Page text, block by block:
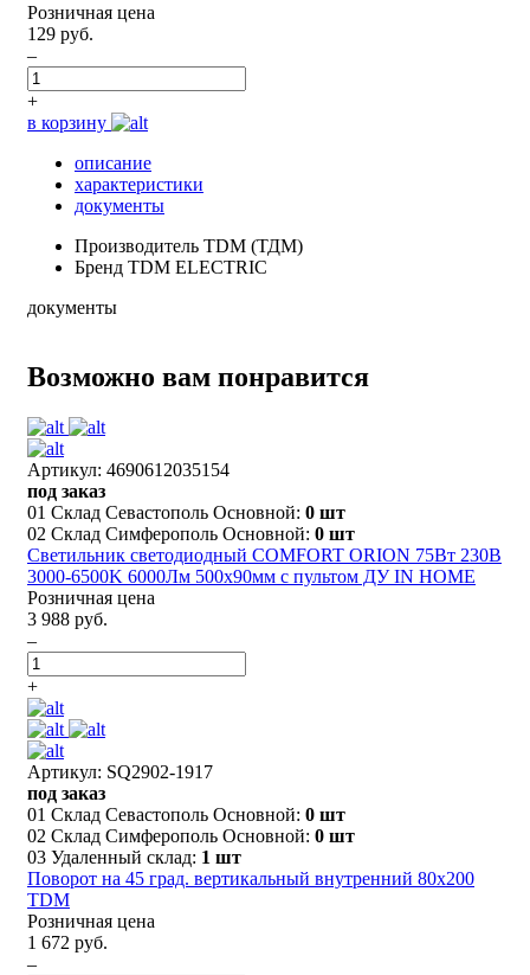
Розничная цена
129 руб.
–
+
в корзину
описание
характеристики
документы
Производитель TDM (ТДМ)
Бренд TDM ELECTRIC
документы
Возможно вам понравится
Артикул: 4690612035154
под заказ
01 Склад Севастополь Основной: 0 шт
02 Склад Симферополь Основной: 0 шт
Светильник светодиодный COMFORT ORION 75Вт 230В
3000-6500K 6000Лм 500x90мм с пультом ДУ IN HOME
Розничная цена
3 988 руб.
–
+
Артикул: SQ2902-1917
под заказ
01 Склад Севастополь Основной: 0 шт
02 Склад Симферополь Основной: 0 шт
03 Удаленный склад: 1 шт
Поворот на 45 град. вертикальный внутренний 80х200
TDM
Розничная цена
1 672 руб.
–